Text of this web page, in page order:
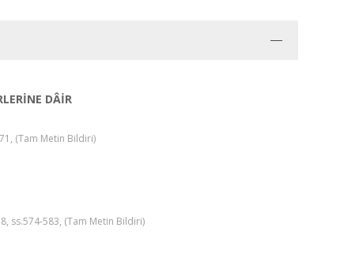
DÂİR
(Tam Metin Bildiri)
ss.574-583, (Tam Metin Bildiri)